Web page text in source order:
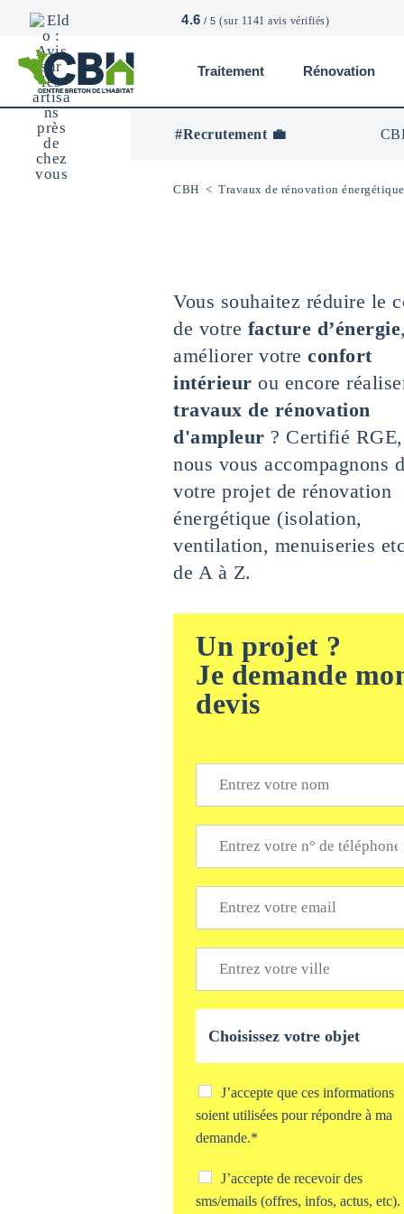
4.6 / 5 (sur 1141 avis vérifiés)
CBH
Centre
Breton
L’Habitat
Traitement Rénovation
#Recrutement 💼
CBH < Travaux de rénovation énergétique
Vous souhaitez réduire le
de votre facture d’énergie,
améliorer votre confort
intérieur ou encore
travaux de rénovation
d'ampleur ? Certifié RGE,
nous vous accompagnons
votre projet de rénovation
énergétique (isolation,
ventilation, menuiseries
de A à Z.
Un projet ?
Je demande
devis
m
*
l
é
*
a
i
l
l
t
e
v
r
C
e
c
b
o
J’accepte que ces informations
soient utilisées pour répondre à ma
demande.*
C
e
J’accepte de recevoir des
sms/emails (offres, infos, actus, etc).